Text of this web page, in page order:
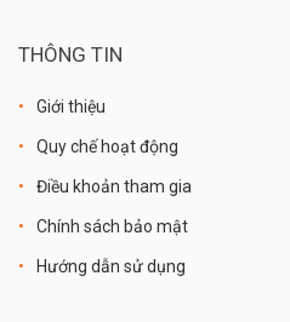
THÔNG TIN
Giới thiệu
Quy chế hoạt động
Điều khoản tham gia
Chính sách bảo mật
Hướng dẫn sử dụng